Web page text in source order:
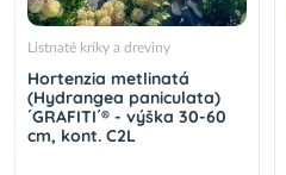
Listnaté kríky a dreviny
Hortenzia metlinatá
(Hydrangea paniculata)
´GRAFITI´® - výška 30-60
cm, kont. C2L